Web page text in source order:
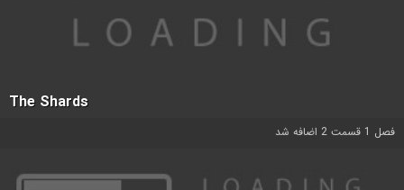
The Shards
فصل 1 قسمت 2 اضافه شد